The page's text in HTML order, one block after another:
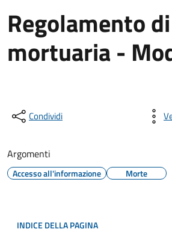
Regolamento
mortuaria -
Condividi
Argomenti
Accesso all'informazione Morte
INDICE DELLA PAGINA